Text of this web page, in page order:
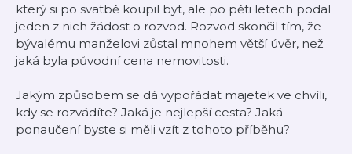
který si po svatbě koupil byt, ale po pěti letech podal
jeden z nich žádost o rozvod. Rozvod skončil tím, že
bývalému manželovi zůstal mnohem větší úvěr, než
jaká byla původní cena nemovitosti.
Jakým způsobem se dá vypořádat majetek ve chvíli,
kdy se rozvádíte? Jaká je nejlepší cesta? Jaká
ponaučení byste si měli vzít z tohoto příběhu?